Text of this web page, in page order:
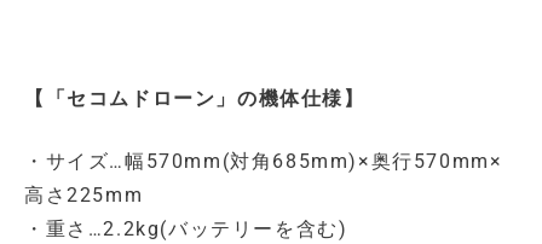
【「セコムドローン」の機体仕様】
・サイズ…幅570mm(対角685mm)×奥行570mm×
高さ225mm
・重さ…2.2kg(バッテリーを含む)